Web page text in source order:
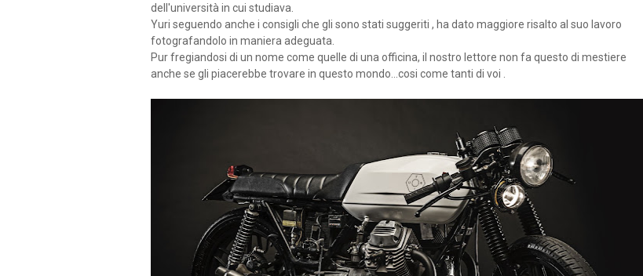
dell'università in cui studiava.
Yuri seguendo anche i consigli che gli sono stati suggeriti , ha dato maggiore risalto al suo lavoro
fotografandolo in maniera adeguata.
Pur fregiandosi di un nome come quelle di una officina, il nostro lettore non fa questo di mestiere
anche se gli piacerebbe trovare in questo mondo...cosi come tanti di voi .